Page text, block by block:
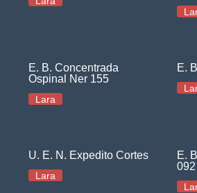
E. B. Concentrada
Ospinal Ner 155
Lara
E.
U. E. N. Expedito Cortes
Lara
E.
092